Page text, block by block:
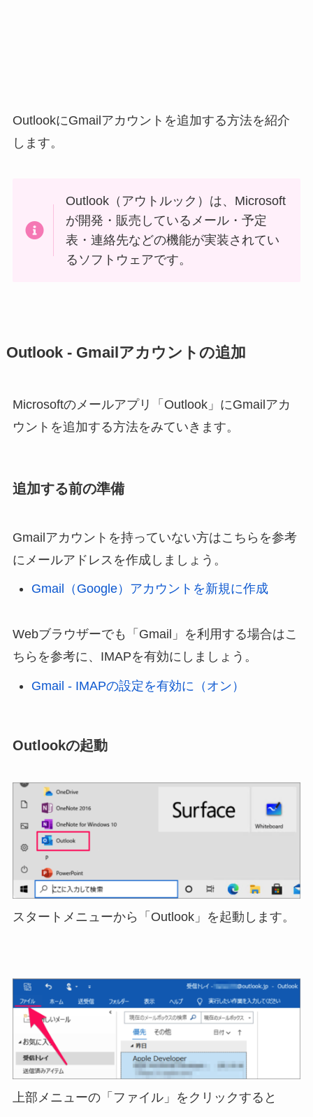
OutlookにGmailアカウントを追加する方法を紹介
します。
Outlook（アウトルック）は、Microsoft
が開発・販売しているメール・予定
表・連絡先などの機能が実装されてい
るソフトウェアです。
Outlook - Gmailアカウントの追加
Microsoftのメールアプリ「Outlook」にGmailアカ
ウントを追加する方法をみていきます。
追加する前の準備
Gmailアカウントを持っていない方はこちらを参考
にメールアドレスを作成しましょう。
Gmail（Google）アカウントを新規に作成
Webブラウザーでも「Gmail」を利用する場合はこ
ちらを参考に、IMAPを有効にしましょう。
Gmail - IMAPの設定を有効に（オン）
Outlookの起動
スタートメニューから「Outlook」を起動します。
上部メニューの「ファイル」をクリックすると